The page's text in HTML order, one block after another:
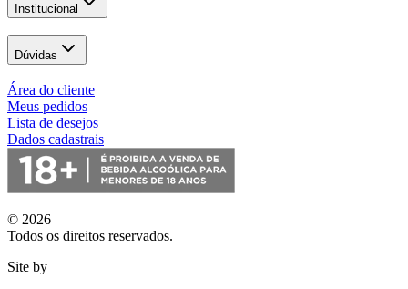
Institucional
Dúvidas
Área do cliente
Meus pedidos
Lista de desejos
Dados cadastrais
© 2026
Todos os direitos reservados.
Site by